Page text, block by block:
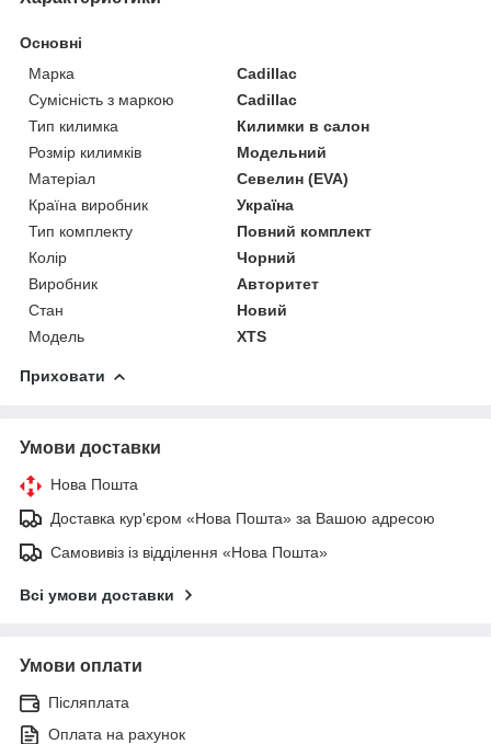
Основні
Марка
Cadillac
Сумісність з маркою
Cadillac
Тип килимка
Килимки в салон
Розмір килимків
Модельний
Матеріал
Севелин (EVA)
Країна виробник
Україна
Тип комплекту
Повний комплект
Колір
Чорний
Виробник
Авторитет
Стан
Новий
Модель
XTS
Приховати
Умови доставки
Нова Пошта
Доставка кур'єром «Нова Пошта» за Вашою адресою
Самовивіз із відділення «Нова Пошта»
Всі умови доставки
Умови оплати
Післяплата
Оплата на рахунок